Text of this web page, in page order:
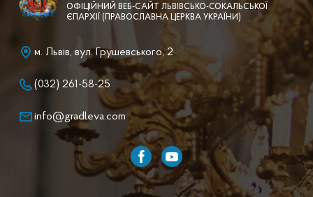
ОФІЦІЙНИЙ ВЕБ-САЙТ ЛЬВІВСЬКО-СОКАЛЬСЬКОЇ
ЄПАРХІЇ (ПРАВОСЛАВНА ЦЕРКВА УКРАЇНИ)
м. Львів, вул. Грушевського, 2
(032) 261-58-25
info@gradleva.com